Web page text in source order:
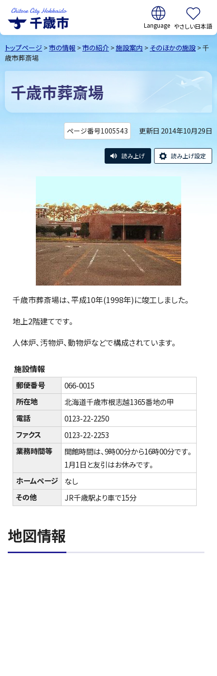
千歳市Chitose
City Hokkaido
翻訳:
やさしい日本語
トップページ >市の情報 >市の紹介 >施設案内 > そのほかの施設 > 千
歳市葬斎場
千歳市葬斎場
ページ番号1005543 更新日 2014年10月29日
読み上げ 読み上げ設定
千歳市葬斎場は、平成10年(1998年)に竣工しました。
地上2階建てです。
人体炉、汚物炉、動物炉などで構成されています。
施設情報
郵便番号
066-0015
所在地
北海道千歳市根志越1365番地の甲
電話
0123-22-2250
ファクス
0123-22-2253
業務時間等
開館時間は、9時00分から16時00分です。
1月1日と友引はお休みです。
ホームページ
なし
その他
JR千歳駅より車で15分
地図情報